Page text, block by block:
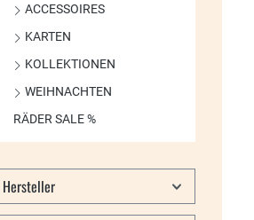
ACCESSOIRES
KARTEN
KOLLEKTIONEN
WEIHNACHTEN
RÄDER SALE %
Hersteller